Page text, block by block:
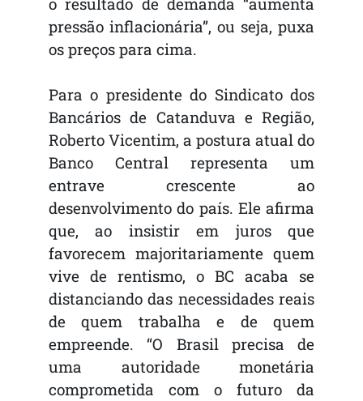
pressão inflacionária”, ou seja, puxa
os preços para cima.
Para o presidente do Sindicato dos
Bancários de Catanduva e Região,
Roberto Vicentim, a postura atual do
Banco Central representa um
entrave crescente ao
desenvolvimento do país. Ele afirma
que, ao insistir em juros que
favorecem majoritariamente quem
vive de rentismo, o BC acaba se
distanciando das necessidades reais
de quem trabalha e de quem
empreende. “O Brasil precisa de
uma autoridade monetária
comprometida com o futuro da